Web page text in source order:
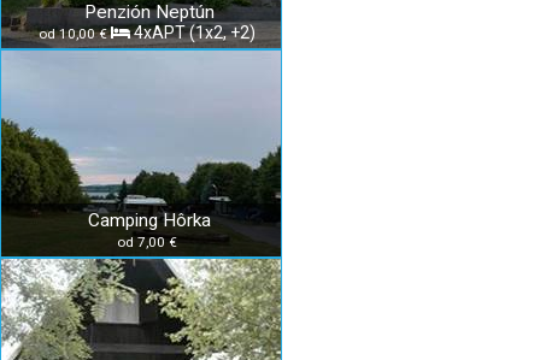
Penzión Neptún
od 10,00 € 4xAPT (1x2, +2)
Camping Hôrka
od 7,00 €